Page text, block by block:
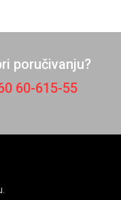
poručivanju?
60-615-55